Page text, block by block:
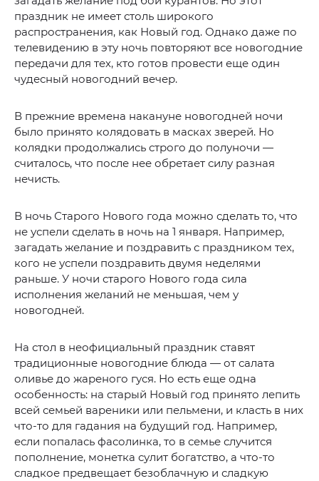
праздник не имеет столь широкого
распространения, как Новый год. Однако даже по
телевидению в эту ночь повторяют все новогодние
передачи для тех, кто готов провести еще один
чудесный новогодний вечер.
В прежние времена накануне новогодней ночи
было принято колядовать в масках зверей. Но
колядки продолжались строго до полуночи —
считалось, что после нее обретает силу разная
нечисть.
В ночь Старого Нового года можно сделать то, что
не успели сделать в ночь на 1 января. Например,
загадать желание и поздравить с праздником тех,
кого не успели поздравить двумя неделями
раньше. У ночи старого Нового года сила
исполнения желаний не меньшая, чем у
новогодней.
На стол в неофициальный праздник ставят
традиционные новогодние блюда — от салата
оливье до жареного гуся. Но есть еще одна
особенность: на старый Новый год принято лепить
всей семьей вареники или пельмени, и класть в них
что-то для гадания на будущий год. Например,
если попалась фасолинка, то в семье случится
пополнение, монетка сулит богатство, а что-то
сладкое предвещает безоблачную и сладкую